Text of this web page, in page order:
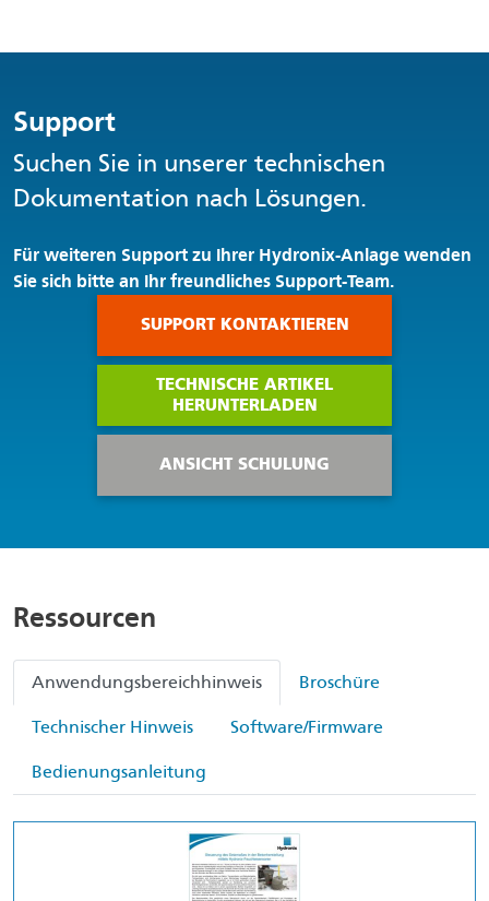
Support
Suchen Sie in unserer technischen
Dokumentation nach Lösungen.
Für weiteren Support zu Ihrer Hydronix-Anlage wenden
Sie sich bitte an Ihr freundliches Support-Team.
SUPPORT KONTAKTIEREN
TECHNISCHE ARTIKEL
HERUNTERLADEN
ANSICHT SCHULUNG
Ressourcen
Anwendungsbereichhinweis Broschüre
Technischer Hinweis Software/Firmware
Bedienungsanleitung